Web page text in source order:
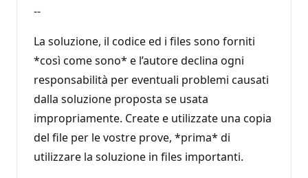
--
La soluzione, il codice ed i files sono forniti
*così come sono* e l’autore declina ogni
responsabilità per eventuali problemi causati
dalla soluzione proposta se usata
impropriamente. Create e utilizzate una copia
del file per le vostre prove, *prima* di
utilizzare la soluzione in files importanti.